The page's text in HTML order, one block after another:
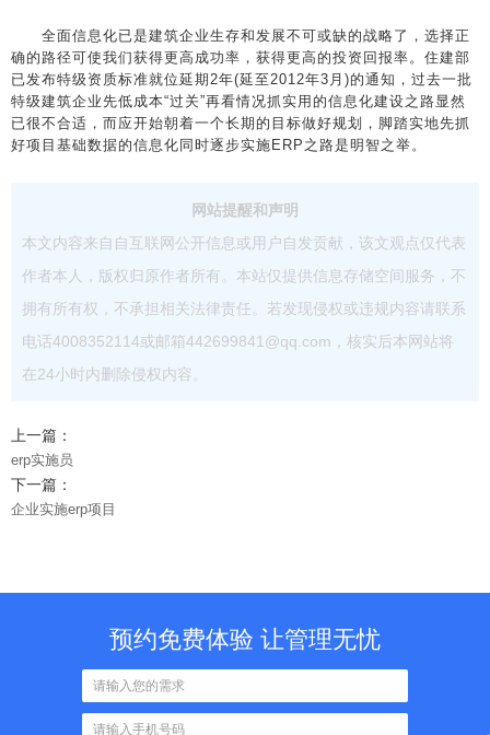
全面信息化已是建筑企业生存和发展不可或缺的战略了，选择正
确的路径可使我们获得更高成功率，获得更高的投资回报率。住建部
已发布特级资质标准就位延期2年(延至2012年3月)的通知，过去一批
特级建筑企业先低成本“过关”再看情况抓实用的信息化建设之路显然
已很不合适，而应开始朝着一个长期的目标做好规划，脚踏实地先抓
好项目基础数据的信息化同时逐步实施ERP之路是明智之举。
网站提醒和声明
本文内容来自自互联网公开信息或用户自发贡献，该文观点仅代表
作者本人，版权归原作者所有。本站仅提供信息存储空间服务，不
拥有所有权，不承担相关法律责任。若发现侵权或违规内容请联系
电话4008352114或邮箱442699841@qq.com，核实后本网站将
在24小时内删除侵权内容。
上一篇：
erp实施员
下一篇：
企业实施erp项目
预约免费体验 让管理无忧